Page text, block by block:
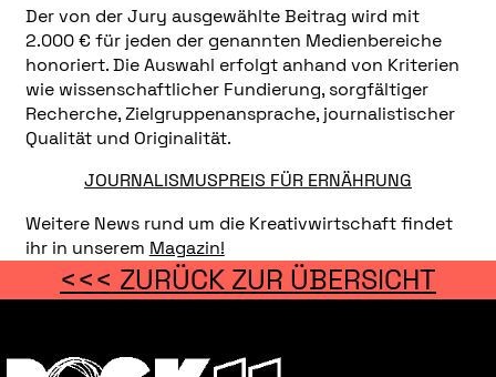
Der von der Jury ausgewählte Beitrag wird mit
2.000 € für jeden der genannten Medienbereiche
honoriert. Die Auswahl erfolgt anhand von Kriterien
wie wissenschaftlicher Fundierung, sorgfältiger
Recherche, Zielgruppenansprache, journalistischer
Qualität und Originalität.
JOURNALISMUSPREIS FÜR ERNÄHRUNG
Weitere News rund um die Kreativwirtschaft findet
ihr in unserem Magazin!
<<< ZURÜCK ZUR ÜBERSICHT